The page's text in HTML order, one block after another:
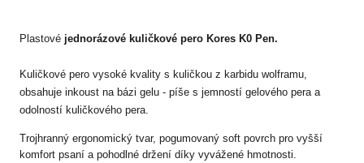
Plastové jednorázové kuličkové pero Kores K0 Pen.
Kuličkové pero vysoké kvality s kuličkou z karbidu wolframu,
obsahuje inkoust na bázi gelu - píše s jemností gelového pera a
odolností kuličkového pera.
Trojhranný ergonomický tvar, pogumovaný soft povrch pro vyšší
komfort psaní a pohodlné držení díky vyvážené hmotnosti.